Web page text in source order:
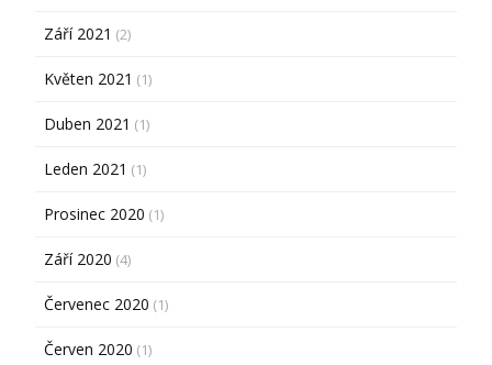
Září 2021 (2)
Květen 2021 (1)
Duben 2021 (1)
Leden 2021 (1)
Prosinec 2020 (1)
Září 2020 (4)
Červenec 2020 (1)
Červen 2020 (1)